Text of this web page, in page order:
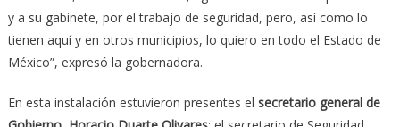
y a su gabinete, por el trabajo de seguridad, pero, así como lo
tienen aquí y en otros municipios, lo quiero en todo el Estado de
México”, expresó la gobernadora.
En esta instalación estuvieron presentes el secretario general de